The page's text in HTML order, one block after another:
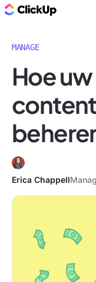
MANAGE
Hoe uw
Erica Chappell